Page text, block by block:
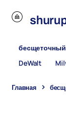
DeWalt
Главная